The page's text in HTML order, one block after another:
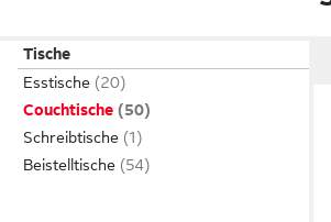
Tische
Esstische
Couchtische
Schreibtische
Beistelltische